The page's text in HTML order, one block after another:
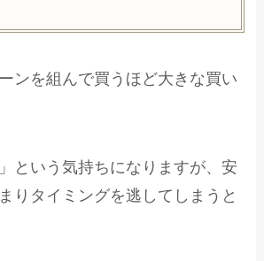
ンを組んで買うほど大きな買い
という気持ちになりますが、安
りタイミングを逃してしまうと